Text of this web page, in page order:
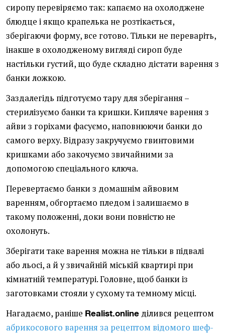
сиропу перевіряємо так: капаємо на охолоджене
блюдце і якщо крапелька не розтікається,
зберігаючи форму, все готово. Тільки не переваріть,
інакше в охолодженому вигляді сироп буде
настільки густий, що буде складно дістати варення з
банки ложкою.
Заздалегідь підготуємо тару для зберігання –
стерилізуємо банки та кришки. Кипляче варення з
айви з горіхами фасуємо, наповнюючи банки до
самого верху. Відразу закручуємо гвинтовими
кришками або закочуємо звичайними за
допомогою спеціального ключа.
Перевертаємо банки з домашнім айвовим
варенням, обгортаємо пледом і залишаємо в
такому положенні, доки вони повністю не
охолонуть.
Зберігати таке варення можна не тільки в підвалі
або льосі, а й у звичайній міській квартирі при
кімнатній температурі. Головне, щоб банки із
заготовками стояли у сухому та темному місці.
Нагадаємо, раніше Realist.online ділився рецептом
абрикосового варення за рецептом відомого шеф-